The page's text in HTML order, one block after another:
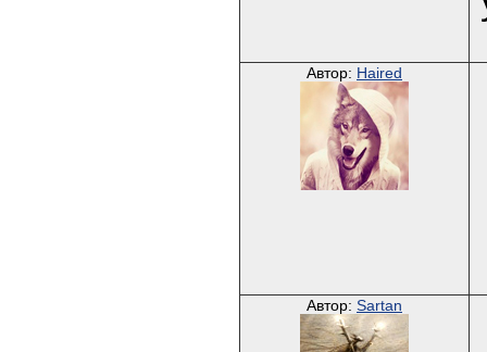
Автор: Haired
Автор: Sartan